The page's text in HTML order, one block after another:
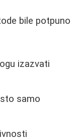
bile potpuno
izazvati
samo